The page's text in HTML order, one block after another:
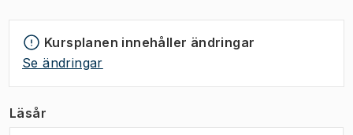
Kursplanen innehåller ändringar
Se ändringar
Läsår